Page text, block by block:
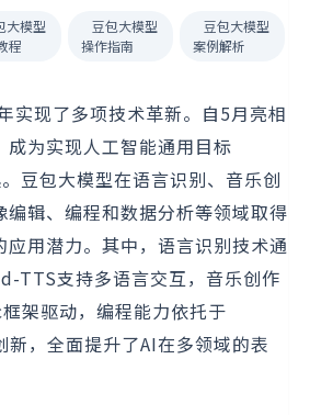
大模型
程
豆包大模型
操作指南
豆包大模型
案例解析
实现了多项技术革新。自5月亮相
成为实现人工智能通用目标
。豆包大模型在语言识别、音乐创
编辑、编程和数据分析等领域取得
应用潜力。其中，语言识别技术通
TTS支持多语言交互，音乐创作
架驱动，编程能力依托于
，全面提升了AI在多领域的表